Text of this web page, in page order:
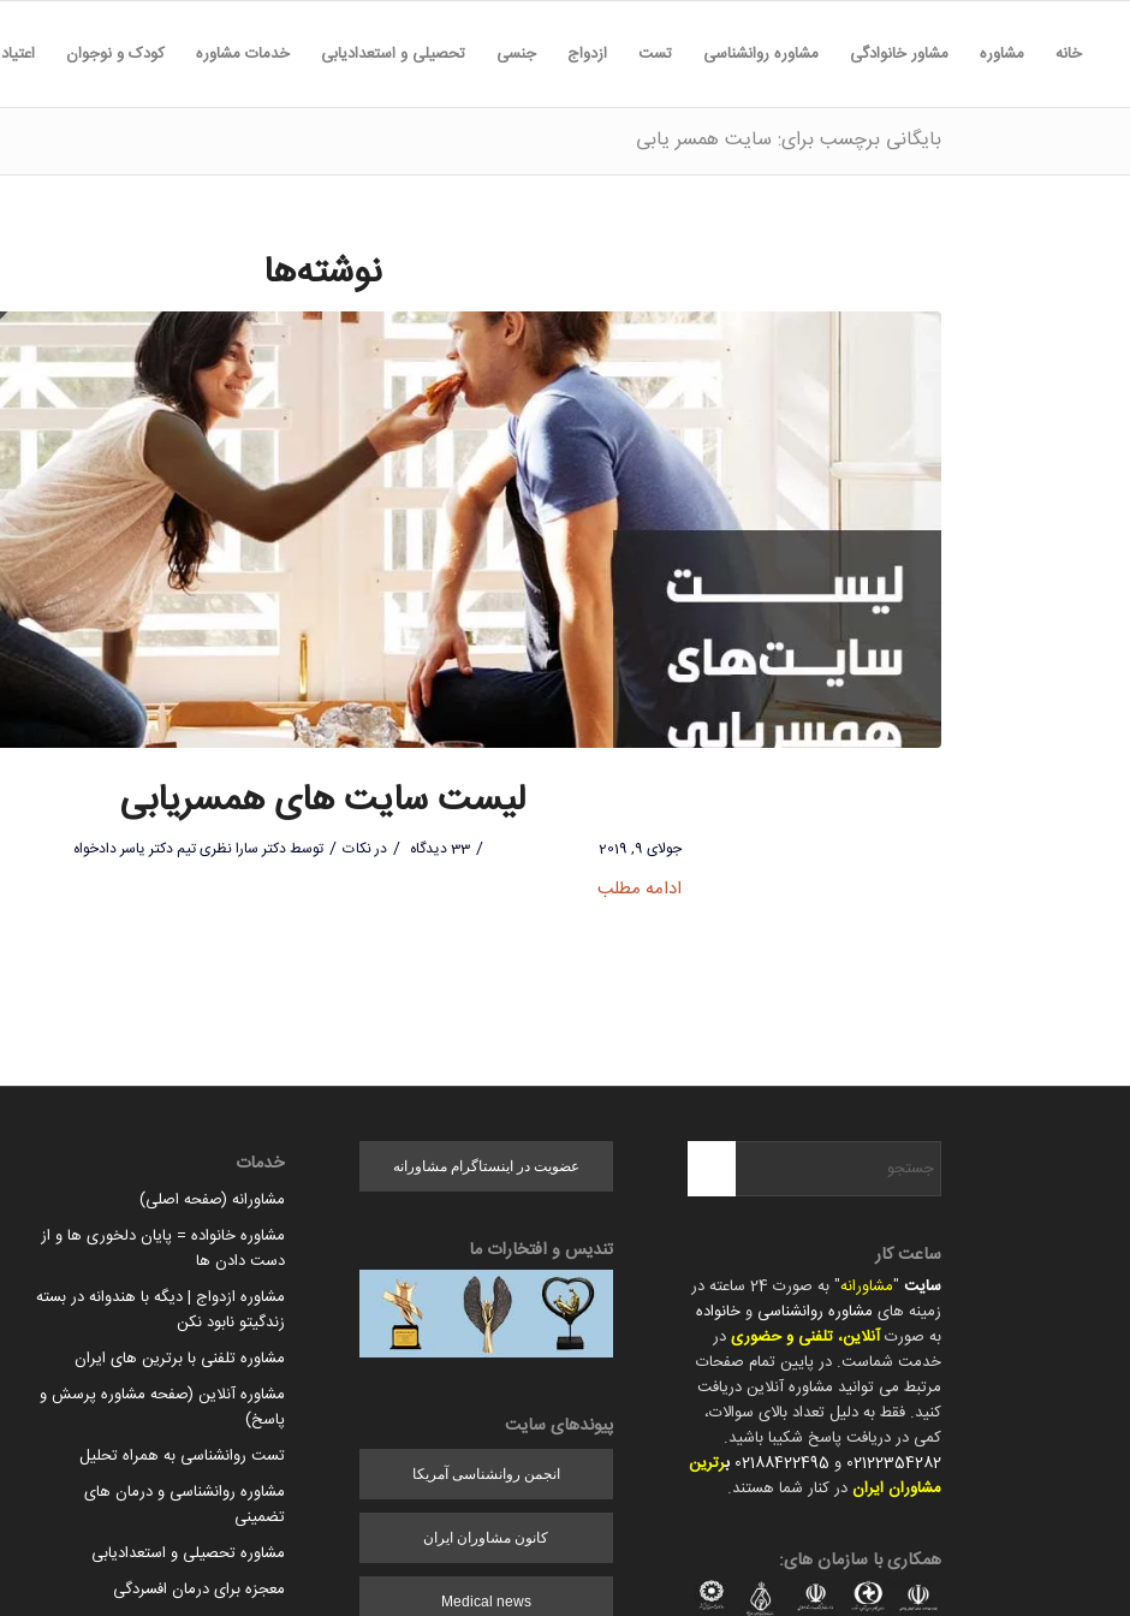
خانه مشاوره مشاور خانوادگی مشاوره روانشناسی تست ازدواج جنسی تحصیلی و استعدادیابی خدمات مشاوره کودک و نوجوان اعتیاد
بایگانی برچسب برای: سایت همسر یابی
نوشته‌ها
لیست سایت های همسریابی
جولای 9, 2019 / 33 دیدگاه / درنکات / توسطدکتر سارا نظری تیم دکتر یاسر دادخواه
ادامه مطلب
ساعت کار
سایت "مشاورانه
" به صورت 24 ساعته در
زمینه های مشاوره روانشناسی و خانواده
به صورتآنلاین، تلفنی و حضوریدر
خدمت شماست. در پایین تمام صفحات
مرتبط می توانید مشاوره آنلاین دریافت
کنید. فقط به دلیل تعداد بالای سوالات،
کمی در دریافت پاسخ شکیبا باشید.
02122354282 و 02188422495 برترین
مشاوران ایراندر کنار شما هستند.
همکاری با سازمان های:
عضویت در اینستاگرام مشاورانه
تندیس و افتخارات ما
پیوندهای سایت
انجمن روانشناسی آمریکا
کانون مشاوران ایران
Medical news
خدمات
مشاورانه (صفحه اصلی)
مشاوره خانواده = پایان دلخوری ها و از
دست دادن ها
مشاوره ازدواج | دیگه با هندوانه در بسته
زندگیتو نابود نکن
مشاوره تلفنی با برترین های ایران
مشاوره آنلاین (صفحه مشاوره پرسش و
پاسخ)
تست روانشناسی به همراه تحلیل
مشاوره روانشناسی و درمان های
تضمینی
مشاوره تحصیلی و استعدادیابی
معجزه برای درمان افسردگی